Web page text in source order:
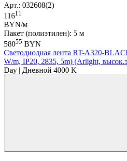
Арт.: 032608(2)
11611
BYN/м
Пакет (полиэтилен): 5 м
58055 BYN
Светодиодная лента RT-A320-
W/m, IP20, 2835, 5m) (Arlight,
Day | Дневной 4000 K